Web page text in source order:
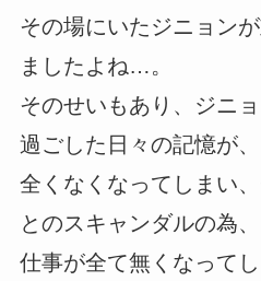
その場にいたジニョン
ましたよね…。
そのせいもあり、ジニ
過ごした日々の記憶が、
全くなくなってしまい
とのスキャンダルの為、
仕事が全て無くなって